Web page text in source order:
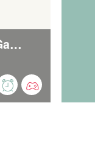
Ein Leuchten auf der Gamescom